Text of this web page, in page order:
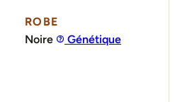
ROBE
Noire
Génétique